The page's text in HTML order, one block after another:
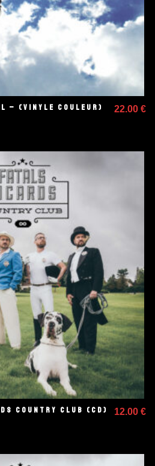
– (VINYLE COULEUR) 22.00€
COUNTRY CLUB (CD) 12.00€